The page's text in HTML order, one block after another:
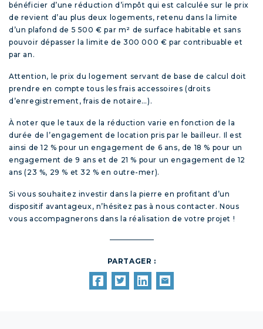
bénéficier d’une réduction d’impôt qui est calculée sur le prix
de revient d’au plus deux logements, retenu dans la limite
d’un plafond de 5 500 € par m² de surface habitable et sans
pouvoir dépasser la limite de 300 000 € par contribuable et
par an.
Attention, le prix du logement servant de base de calcul doit
prendre en compte tous les frais accessoires (droits
d’enregistrement, frais de notaire…).
À noter que le taux de la réduction varie en fonction de la
durée de l’engagement de location pris par le bailleur. Il est
ainsi de 12 % pour un engagement de 6 ans, de 18 % pour un
engagement de 9 ans et de 21 % pour un engagement de 12
ans (23 %, 29 % et 32 % en outre-mer).
Si vous souhaitez investir dans la pierre en profitant d’un
dispositif avantageux, n’hésitez pas à nous contacter. Nous
vous accompagnerons dans la réalisation de votre projet !
PARTAGER :